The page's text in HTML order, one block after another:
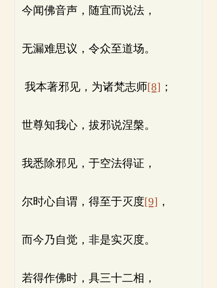
今闻佛音声，随宜而说法，
无漏难思议，令众至道场。
我本著邪见，为诸梵志师[8] ；
世尊知我心，拔邪说涅槃。
我悉除邪见，于空法得证，
尔时心自谓，得至于灭度[9] ，
而今乃自觉，非是实灭度。
若得作佛时，具三十二相，